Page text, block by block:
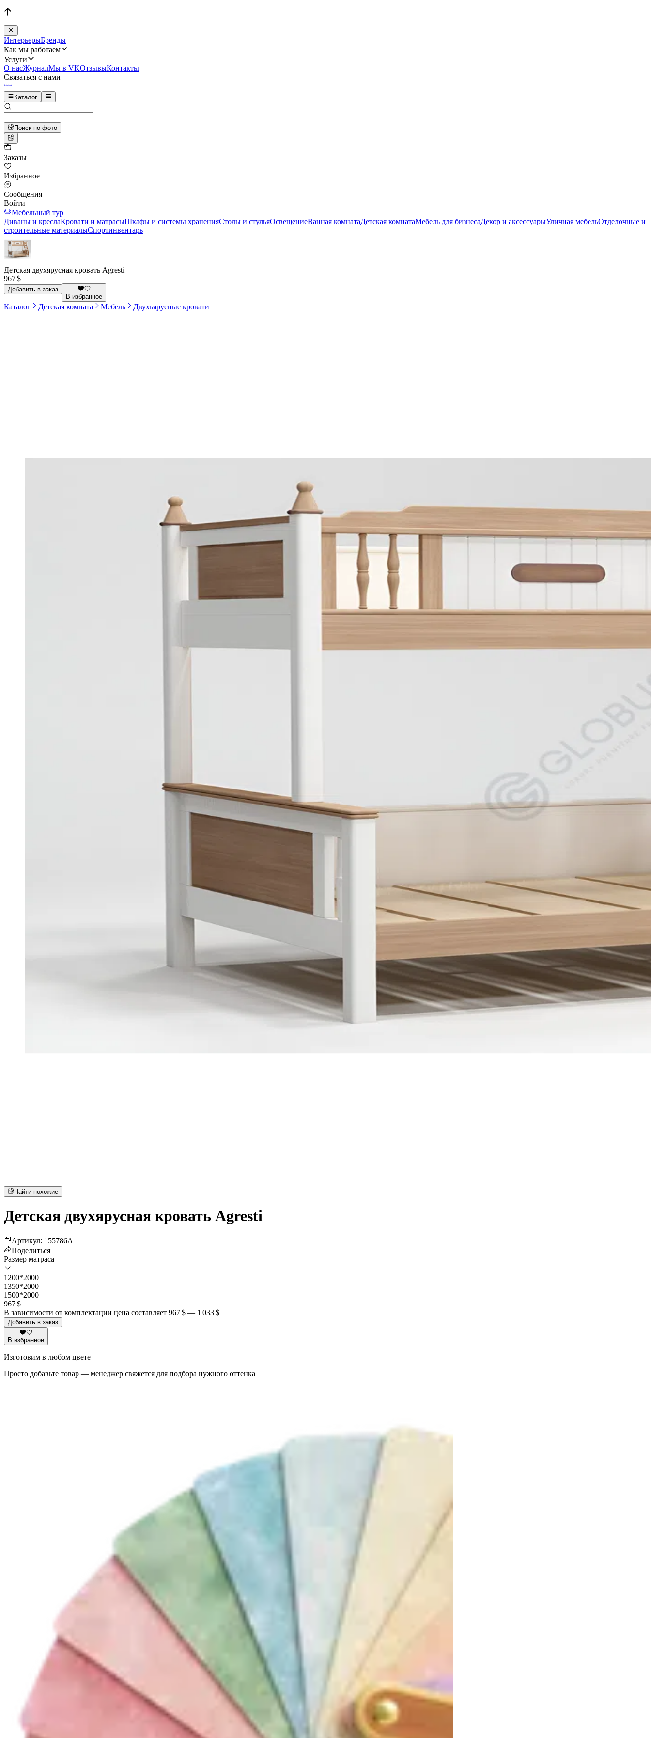
ИнтерьерыБренды
Как мы работаем
Услуги
О насЖурналМы в VKОтзывыКонтакты
Связаться с нами
Каталог
Поиск по фото
Заказы
Избранное
Сообщения
Войти
Мебельный тур
Диваны и креслаКровати и матрасыШкафы и системы храненияСтолы и стульяОсвещениеВанная комнатаДетская комнатаМебель для бизнесаДекор и аксессуарыУличная мебельОтделочные и
строительные материалыСпортинвентарь
Детская двухярусная кровать Agresti
967 $
Добавить в заказ
В избранное
Каталог Детская комната Мебель Двухъярусные кровати
Найти похожие
Детская двухярусная кровать Agresti
Артикул: 155786A
Поделиться
Размер матраса
1200*2000
1350*2000
1500*2000
967 $
В зависимости от комплектации цена составляет 967 $ — 1 033 $
Добавить в заказ
В избранное
Изготовим в любом цвете
Просто добавьте товар — менеджер свяжется для подбора нужного оттенка